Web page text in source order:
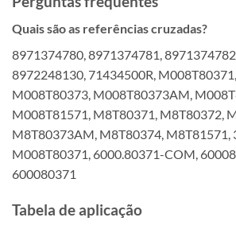
Quais são as referências cruzadas?
8971374780, 8971374781,
8972248130, 71434500R,
M008T80373, M008T80373AM,
M008T81571, M8T80371, M8T80372,
M8T80373AM, M8T80374, M8T81571,
M008T80371, 6000.80371-COM,
600080371
Tabela de aplicação